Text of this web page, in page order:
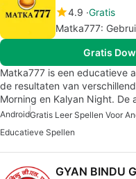
4.9 Gratis
Matka777:
Gratis
Matka777 is een educatieve
de resultaten van
Morning en Kalyan Night. De
AndroidGratis Leer Spellen Voor
Educatieve Spellen
GYAN BINDU